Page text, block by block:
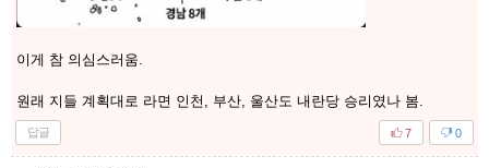
이게 참 의심스러움.
원래 지들 계획대로 라면 인천, 부산, 울산도 내란당 승리였나 봄.
답글 0
7